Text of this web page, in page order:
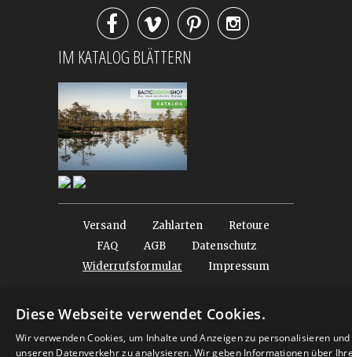

IM KATALOG BLÄTTERN
Versand Zahlarten
Retoure
FAQ
AGB
Datenschutz
Widerrufsformular
Impressum
© 2026Baltic Design Shop. Baltic Design Shop
Diese Webseite verwendet Cookies.
Wir verwenden Cookies, um Inhalte und Anzeigen zu personalisieren und
unseren Datenverkehr zu analysieren. Wir geben Informationen über